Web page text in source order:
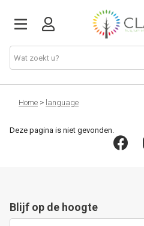
Boeketten
Orchideeën
Cadeaubon
Home > language
Deze pagina is niet gevonden.
Blijf op de hoogte